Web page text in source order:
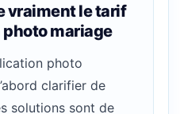
vraiment le tarif
photo mariage
photo
clarifier de
solutions sont de